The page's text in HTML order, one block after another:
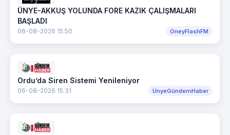
ÜNYE-AKKUŞ YOLUNDA FORE KAZIK ÇALIŞMALARI
BAŞLADI
06-08-2026 15:50 OneyFlashFM
Ordu’da Siren Sistemi Yenileniyor
06-08-2026 15:31 ÜnyeGündemHaber